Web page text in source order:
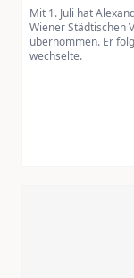
Mit 1. Juli hat
Wiener Städtischen
übernommen. Er
wechselte.